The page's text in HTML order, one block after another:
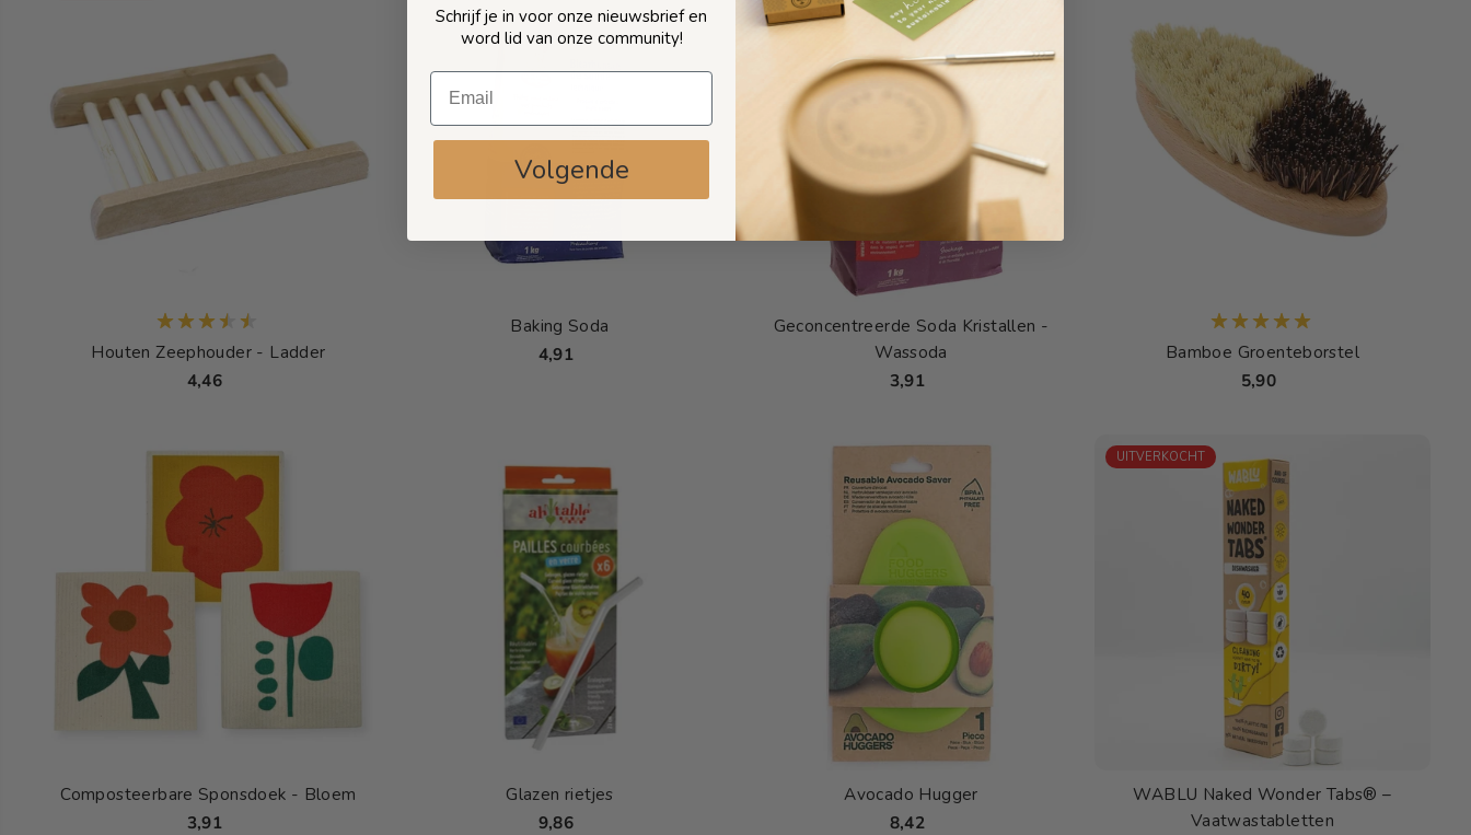
Houten Zeephouder - Ladder
4,46
Baking Soda
4,91
Geconcentreerde Soda Kristallen -
Wassoda
3,91
Bamboe Groenteborstel
5,90
Composteerbare Sponsdoek - Bloem
3,91
Glazen rietjes
9,86
Avocado Hugger
8,42
UITVERKOCHT
WABLU Naked Wonder Tabs® –
Vaatwastabletten
Schrijf je in voor onze nieuwsbrief en
word lid van onze community!
Volgende